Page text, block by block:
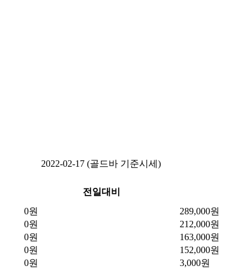
2022-02-17 (골드바 기준시세)
전일대비
0원 289,000원
0원 212,000원
0원 163,000원
0원 152,000원
0원 3,000원